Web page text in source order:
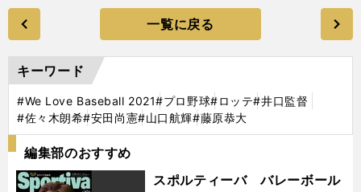
一覧に戻る
キーワード
#We Love Baseball 2021#プロ野球#ロッテ#井口監督
#佐々木朗希#安田尚憲#山口航輝#藤原恭大
編集部のおすすめ
スポルティーバ バレーボール